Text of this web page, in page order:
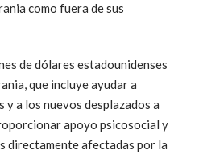
como fuera de sus
de dólares estadounidenses
que incluye ayudar a
y a los nuevos desplazados a
apoyo psicosocial y
directamente afectadas por la